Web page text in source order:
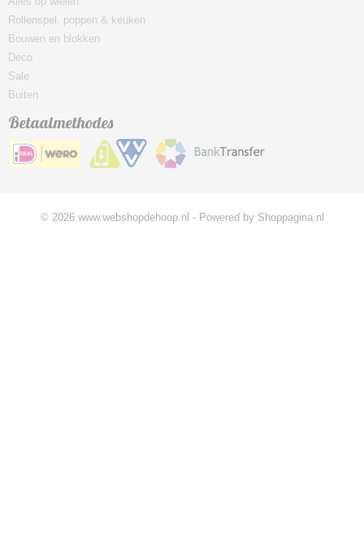
Rollenspel, poppen & keuken
Bouwen en blokken
Deco
Sale
Buiten
Betaalmethodes
© 2026 www.webshopdehoop.nl - Powered by Shoppagina.nl